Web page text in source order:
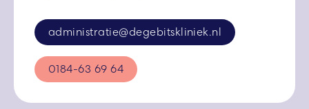
administratie@degebitskliniek.nl
0184-63 69 64